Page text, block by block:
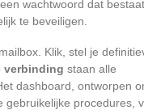
wachtwoord dat
te beveiligen.
Klik, stel je
verbinding staan alle
dashboard, ontworpen
gebruikelijke procedures,